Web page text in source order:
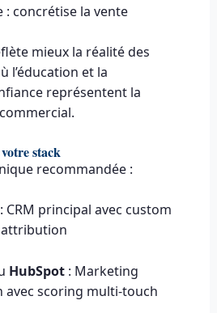
concrétise la vente
mieux la réalité des
l’éducation et la
représentent la
stack
recommandée :
: CRM principal avec custom
HubSpot: Marketing
avec scoring multi-touch